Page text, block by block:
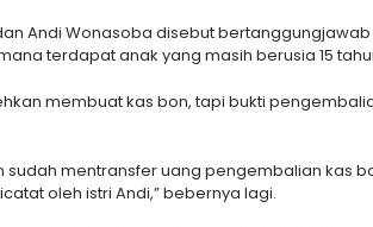
Andi Wonasoba disebut
terdapat anak yang masih berusia 15
membuat kas bon, tapi bukti
mentransfer uang pengembalian kas
oleh istri Andi,” bebernya lagi.